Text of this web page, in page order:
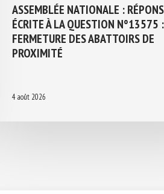
ASSEMBLÉE NATIONALE : RÉPONSE
ÉCRITE À LA QUESTION N°13575 :
FERMETURE DES ABATTOIRS DE
PROXIMITÉ
4 août 2026